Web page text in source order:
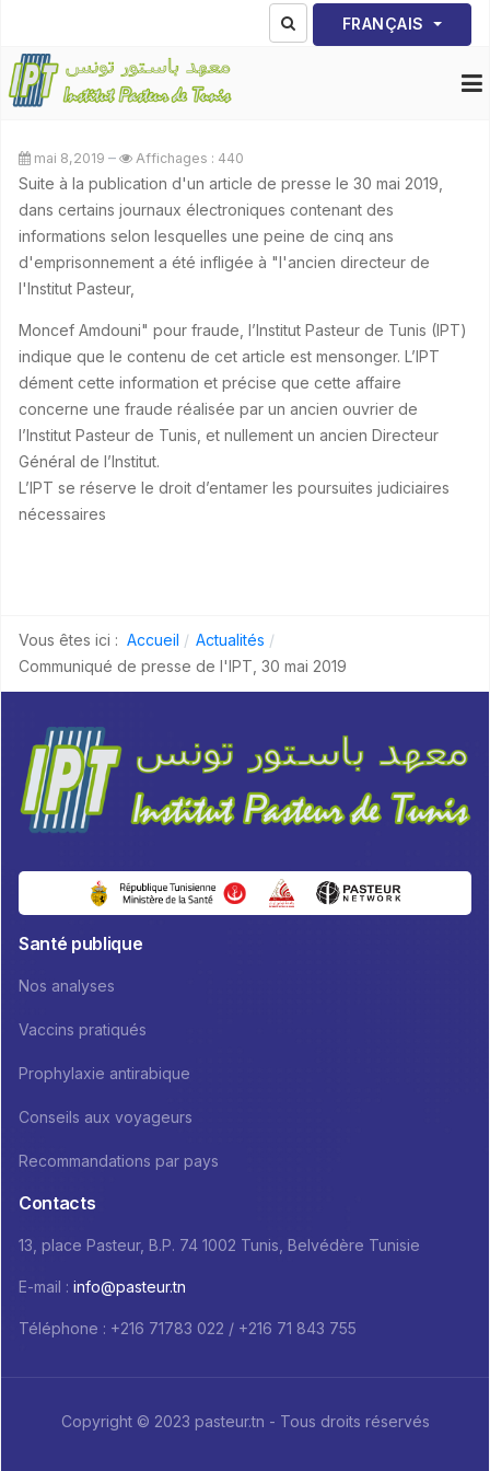
Sélectionnez votre
FRANÇAIS
mai 8,2019 Affichages : 440
Suite à la publication d'un article de presse le 30 mai 2019,
dans certains journaux électroniques contenant des
informations selon lesquelles une peine de cinq ans
d'emprisonnement a été infligée à "l'ancien directeur de
l'Institut Pasteur,
Moncef Amdouni" pour fraude, l’Institut Pasteur de Tunis (IPT)
indique que le contenu de cet article est mensonger. L’IPT
dément cette information et précise que cette affaire
concerne une fraude réalisée par un ancien ouvrier de
l’Institut Pasteur de Tunis, et nullement un ancien Directeur
Général de l’Institut.
L’IPT se réserve le droit d’entamer les poursuites judiciaires
nécessaires
Vous êtes ici : Accueil
Actualités
Communiqué de presse de l'IPT, 30 mai 2019
Santé publique
Nos analyses
Vaccins pratiqués
Prophylaxie antirabique
Conseils aux voyageurs
Recommandations par pays
Contacts
13, place Pasteur, B.P. 74 1002 Tunis, Belvédère Tunisie
E-mail : info@pasteur.tn
Téléphone : +216 71783 022 / +216 71 843 755
Copyright © 2023 pasteur.tn - Tous droits réservés